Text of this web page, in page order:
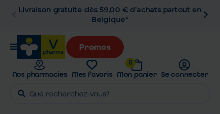
Retrait en pharmacie gratuit
Promos
Nos pharmacies Mes favoris
0
Mon panier Se connecter